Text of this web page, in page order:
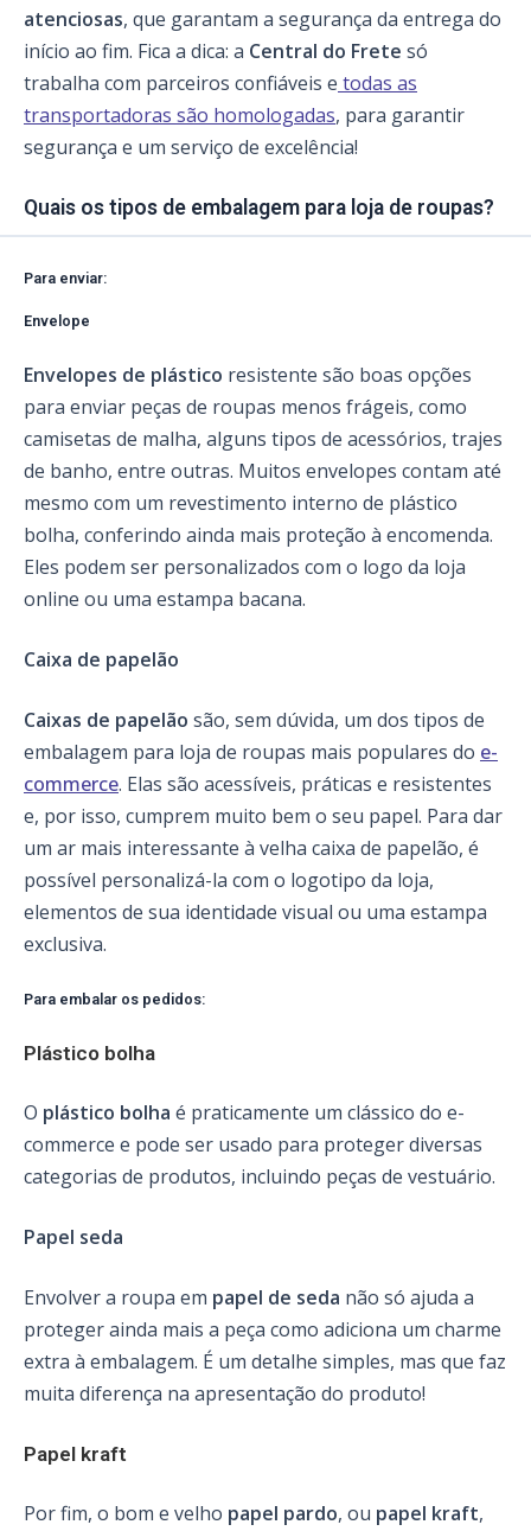
atenciosas, que garantam a segurança da entrega do
início ao fim. Fica a dica: a Central do Frete só
trabalha com parceiros confiáveis e todas as
transportadoras são homologadas, para garantir
segurança e um serviço de excelência!
Quais os tipos de embalagem para loja de roupas?
Para enviar:
Envelope
Envelopes de plástico resistente são boas opções
para enviar peças de roupas menos frágeis, como
camisetas de malha, alguns tipos de acessórios, trajes
de banho, entre outras. Muitos envelopes contam até
mesmo com um revestimento interno de plástico
bolha, conferindo ainda mais proteção à encomenda.
Eles podem ser personalizados com o logo da loja
online ou uma estampa bacana.
Caixa de papelão
Caixas de papelão são, sem dúvida, um dos tipos de
embalagem para loja de roupas mais populares do e-
commerce. Elas são acessíveis, práticas e resistentes
e, por isso, cumprem muito bem o seu papel. Para dar
um ar mais interessante à velha caixa de papelão, é
possível personalizá-la com o logotipo da loja,
elementos de sua identidade visual ou uma estampa
exclusiva.
Para embalar os pedidos:
Plástico bolha
O plástico bolha é praticamente um clássico do e-
commerce e pode ser usado para proteger diversas
categorias de produtos, incluindo peças de vestuário.
Papel seda
Envolver a roupa em papel de seda não só ajuda a
proteger ainda mais a peça como adiciona um charme
extra à embalagem. É um detalhe simples, mas que faz
muita diferença na apresentação do produto!
Papel kraft
Por fim, o bom e velho papel pardo, ou papel kraft,